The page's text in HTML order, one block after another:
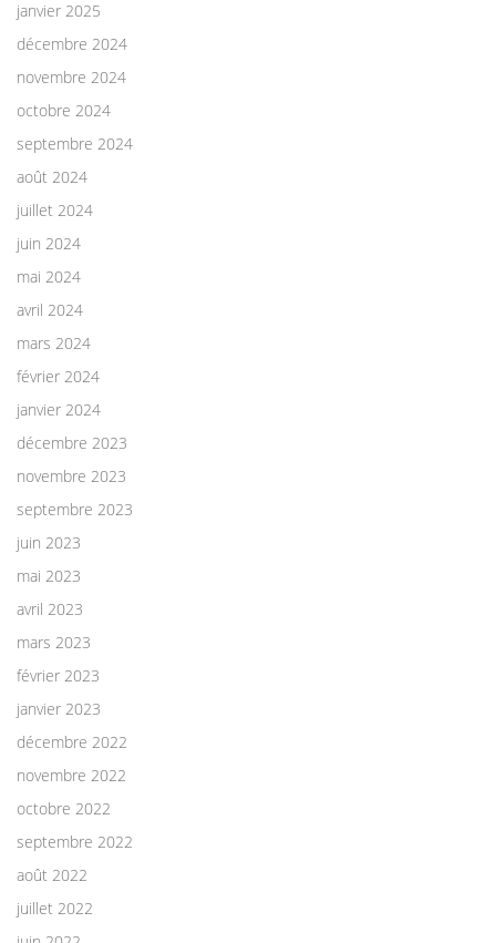
janvier 2025
décembre 2024
novembre 2024
octobre 2024
septembre 2024
août 2024
juillet 2024
juin 2024
mai 2024
avril 2024
mars 2024
février 2024
janvier 2024
décembre 2023
novembre 2023
septembre 2023
juin 2023
mai 2023
avril 2023
mars 2023
février 2023
janvier 2023
décembre 2022
novembre 2022
octobre 2022
septembre 2022
août 2022
juillet 2022